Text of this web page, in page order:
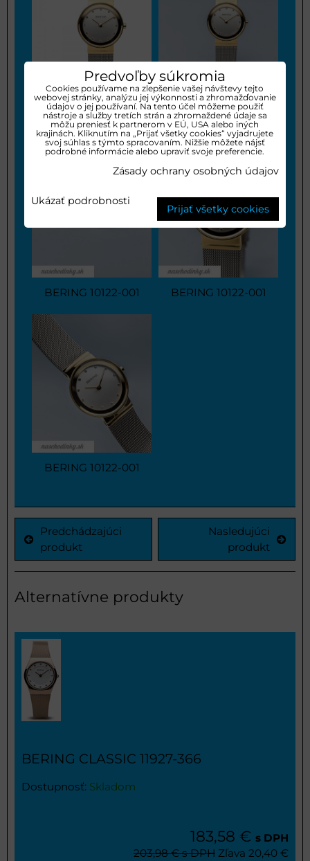
BERING 10122-001 Hodinky bering
BERING 10122-001 BERING 10122-001
BERING 10122-001
Predchádzajúci
produkt
Nasledujúci
produkt
Alternatívne produkty
BERING CLASSIC 11927-366
Dostupnosť: Skladom
183,58 € s DPH
203,98 €s DPH Zľava 20,40 €
Predvoľby súkromia
Cookies používame na zlepšenie vašej návštevy tejto
webovej stránky, analýzu jej výkonnosti a zhromažďovanie
údajov o jej používaní. Na tento účel môžeme použiť
nástroje a služby tretích strán a zhromaždené údaje sa
môžu preniesť k partnerom v EÚ, USA alebo iných
krajinách. Kliknutím na „Prijať všetky cookies“ vyjadrujete
svoj súhlas s týmto spracovaním. Nižšie môžete nájsť
podrobné informácie alebo upraviť svoje preferencie.
Zásady ochrany osobných údajov
Ukázať podrobnosti
Prijať všetky cookies